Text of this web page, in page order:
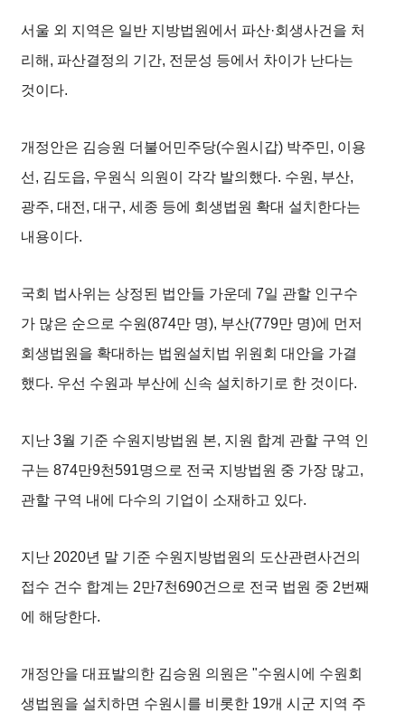
서울 외 지역은 일반 지방법원에서 파산·회생사건을 처
리해, 파산결정의 기간, 전문성 등에서 차이가 난다는
것이다.
개정안은 김승원 더불어민주당(수원시갑) 박주민, 이용
선, 김도읍, 우원식 의원이 각각 발의했다. 수원, 부산,
광주, 대전, 대구, 세종 등에 회생법원 확대 설치한다는
내용이다.
국회 법사위는 상정된 법안들 가운데 7일 관할 인구수
가 많은 순으로 수원(874만 명), 부산(779만 명)에 먼저
회생법원을 확대하는 법원설치법 위원회 대안을 가결
했다. 우선 수원과 부산에 신속 설치하기로 한 것이다.
지난 3월 기준 수원지방법원 본, 지원 합계 관할 구역 인
구는 874만9천591명으로 전국 지방법원 중 가장 많고,
관할 구역 내에 다수의 기업이 소재하고 있다.
지난 2020년 말 기준 수원지방법원의 도산관련사건의
접수 건수 합계는 2만7천690건으로 전국 법원 중 2번째
에 해당한다.
개정안을 대표발의한 김승원 의원은 "수원시에 수원회
생법원을 설치하면 수원시를 비롯한 19개 시군 지역 주